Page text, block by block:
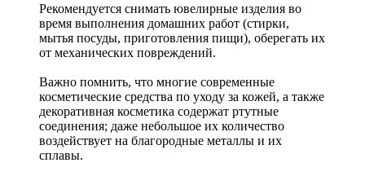
Рекомендуется снимать ювелирные изделия во
время выполнения домашних работ (стирки,
мытья посуды, приготовления пищи), оберегать их
от механических повреждений.
Важно помнить, что многие современные
косметические средства по уходу за кожей, а также
декоративная косметика содержат ртутные
соединения; даже небольшое их количество
воздействует на благородные металлы и их
сплавы.